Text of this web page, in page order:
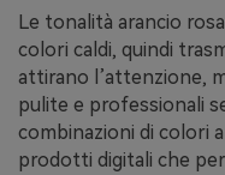
Le tonalità arancio
colori caldi, quindi
attirano l’attenzione,
pulite e professionali
combinazioni di colori
prodotti digitali che